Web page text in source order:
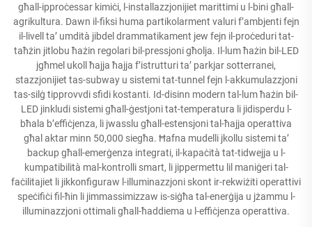
għall-ipproċessar kimiċi, l-installazzjonijiet marittimi u l-bini għall-
agrikultura. Dawn il-fiksi huma partikolarment valuri f’ambjenti fejn
il-livell ta’ umdità jibdel drammatikament jew fejn il-proċeduri tat-
taħżin jitlobu ħażin regolari bil-pressjoni għolja. Il-lum ħażin bil-LED
jgħmel ukoll ħajja ħajja f’istrutturi ta’ parkjar sotterranei,
stazzjonijiet tas-subway u sistemi tat-tunnel fejn l-akkumulazzjoni
tas-silġ tipprovvdi sfidi kostanti. Id-disinn modern tal-lum ħażin bil-
LED jinkludi sistemi għall-ġestjoni tat-temperatura li jidisperdu l-
bħala b’effiċjenza, li jwasslu għall-estensjoni tal-ħajja operattiva
għal aktar minn 50,000 siegħa. Ħafna mudelli jkollu sistemi ta’
backup għall-emerġenza integrati, il-kapaċità tat-tidwejja u l-
kumpatibilità mal-kontrolli smart, li jippermettu lil maniġeri tal-
faċilitajiet li jikkonfiguraw l-illuminazzjoni skont ir-rekwiżiti operattivi
speċifiċi fil-ħin li jimmassimizzaw is-siġħa tal-enerġija u jżammu l-
illuminazzjoni ottimali għall-ħaddiema u l-effiċjenza operattiva.